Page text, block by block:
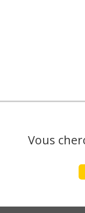
Vous